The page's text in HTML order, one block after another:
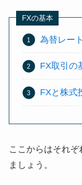
FXの基本
為替レー
FX取引の
FXと株式
ここからはそれ
ましょう。